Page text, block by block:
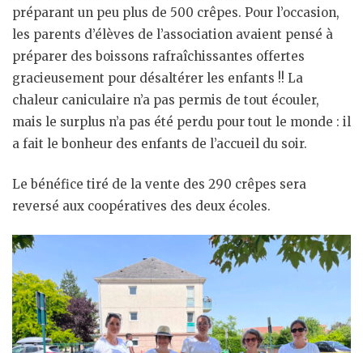
préparant un peu plus de 500 crêpes. Pour l’occasion,
les parents d’élèves de l’association avaient pensé à
préparer des boissons rafraîchissantes offertes
gracieusement pour désaltérer les enfants !! La
chaleur caniculaire n’a pas permis de tout écouler,
mais le surplus n’a pas été perdu pour tout le monde : il
a fait le bonheur des enfants de l’accueil du soir.
Le bénéfice tiré de la vente des 290 crêpes sera
reversé aux coopératives des deux écoles.